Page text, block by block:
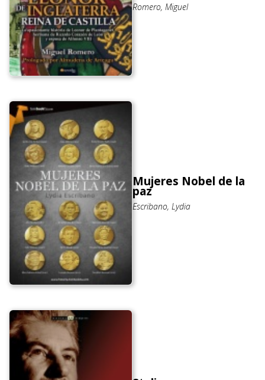
Romero, Miguel
Mujeres Nobel de la
paz
Escribano, Lydia